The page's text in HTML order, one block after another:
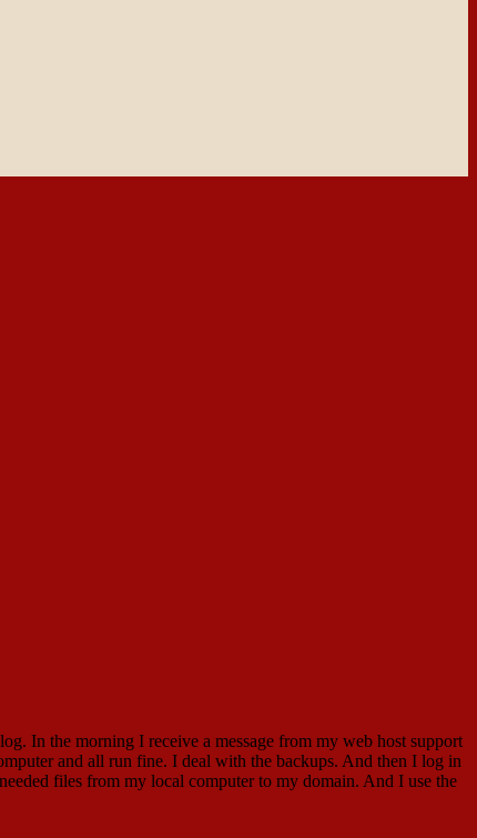
In the morning I receive a message from my web host support
and all run fine. I deal with the backups. And then I log in
files from my local computer to my domain. And I use the